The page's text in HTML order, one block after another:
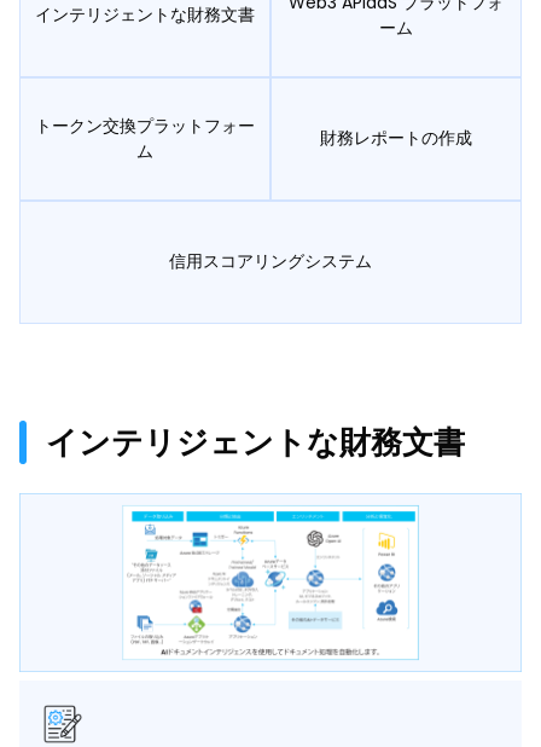
インテリジェントな財務文書
ーム
トークン交換プラットフォー
ム
財務レポートの作成
信用スコアリングシステム
インテリジェントな財務文書